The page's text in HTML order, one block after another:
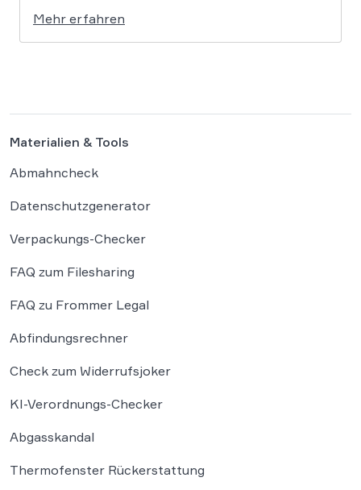
eingestellt und schränkt damit den
Privatsphärenschutz auf der Plattform massiv
Mehr erfahren
Materialien & Tools
Abmahncheck
Datenschutzgenerator
Verpackungs-Checker
FAQ zum Filesharing
FAQ zu Frommer Legal
Abfindungsrechner
Check zum Widerrufsjoker
KI-Verordnungs-Checker
Abgasskandal
Thermofenster Rückerstattung